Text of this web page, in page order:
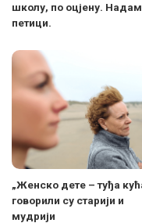
школу, по оцјену.
петици.
„Женско дете – туђа
говорили су старији и
мудрији